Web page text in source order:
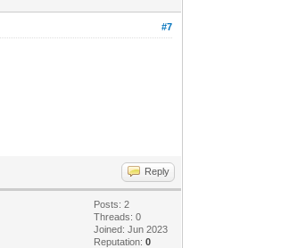
#7
Reply
Posts: 2
Threads: 0
Joined: Jun 2023
Reputation:0